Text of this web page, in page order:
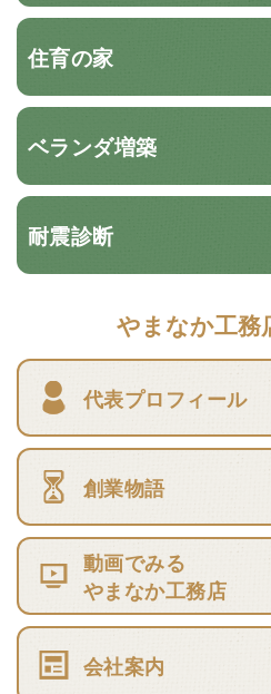
住育の家
ベランダ増築
耐震診断
やまなか工務
代表プロフィール
創業物語
動画でみる
やまなか工務店
会社案内